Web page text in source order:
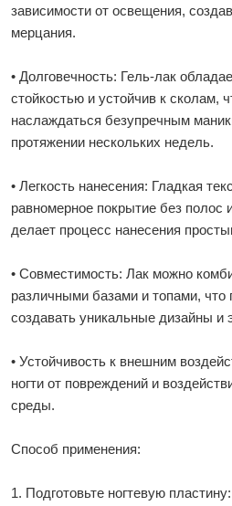
зависимости от освещения,
мерцания.
• Долговечность: Гель-лак
стойкостью и устойчив к сколам,
наслаждаться безупречным
протяжении нескольких недель.
• Легкость нанесения: Гладкая
равномерное покрытие без полос
делает процесс нанесения
• Совместимость: Лак можно
различными базами и топами, что
создавать уникальные дизайны
• Устойчивость к внешним
ногти от повреждений и
среды.
Способ применения:
1. Подготовьте ногтевую